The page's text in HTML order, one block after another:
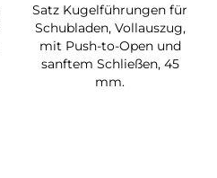
Satz Kugelführungen für
Schubladen, Vollauszug,
mit Push-to-Open und
sanftem Schließen, 45
mm.